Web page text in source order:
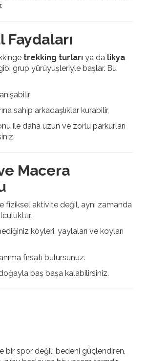
Faydaları
trekking turları ya da likya
grup yürüyüşleriyle başlar. Bu
sahip arkadaşlıklar kurabilir,
ile daha uzun ve zorlu parkurları
Macera
fiziksel aktivite değil, aynı zamanda
köyleri, yaylaları ve koyları
fırsatı bulursunuz.
baş başa kalabilirsiniz.
bir spor değil; bedeni güçlendiren,